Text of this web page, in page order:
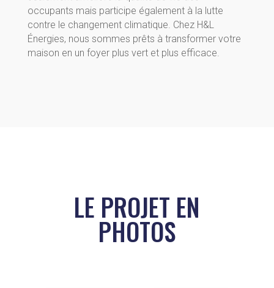
occupants mais participe également à la lutte
contre le changement climatique. Chez H&L
Énergies, nous sommes prêts à transformer votre
maison en un foyer plus vert et plus efficace.
LE PROJET EN
PHOTOS